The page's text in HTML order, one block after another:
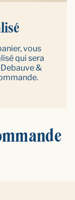
vous
qui sera
&